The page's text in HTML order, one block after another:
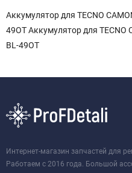
Аккумулятор для TECNO
49OT Аккумулятор для TECNO
BL-49OT
Интернет-магазин запчастей для
Работаем с 2016 года. Большой